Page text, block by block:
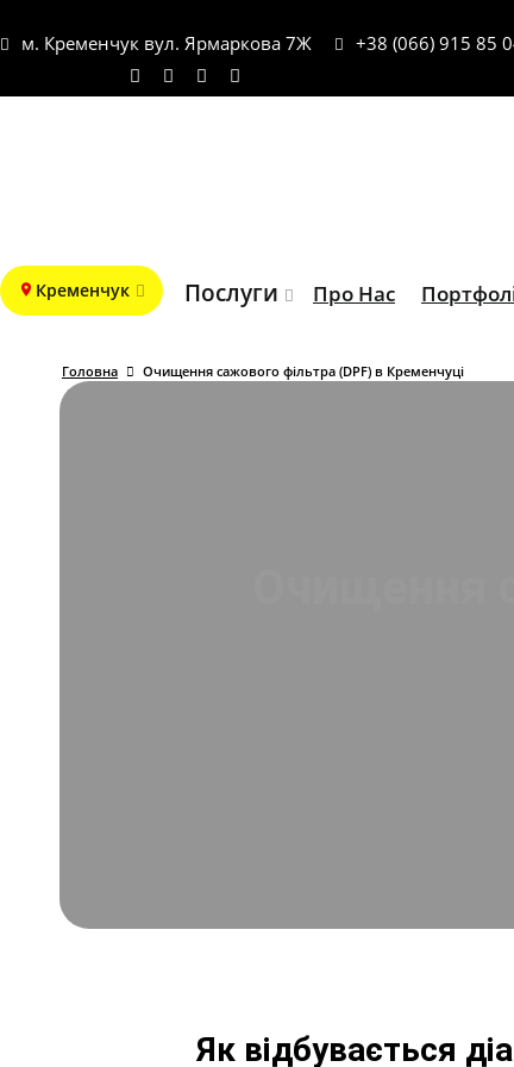
м. Кременчук вул. Ярмаркова 7Ж +38 (066) 915 85
Кременчук Послуги Про Нас
Головна Очищення сажового фільтра (DPF) в Кременчуці
Як відбувається